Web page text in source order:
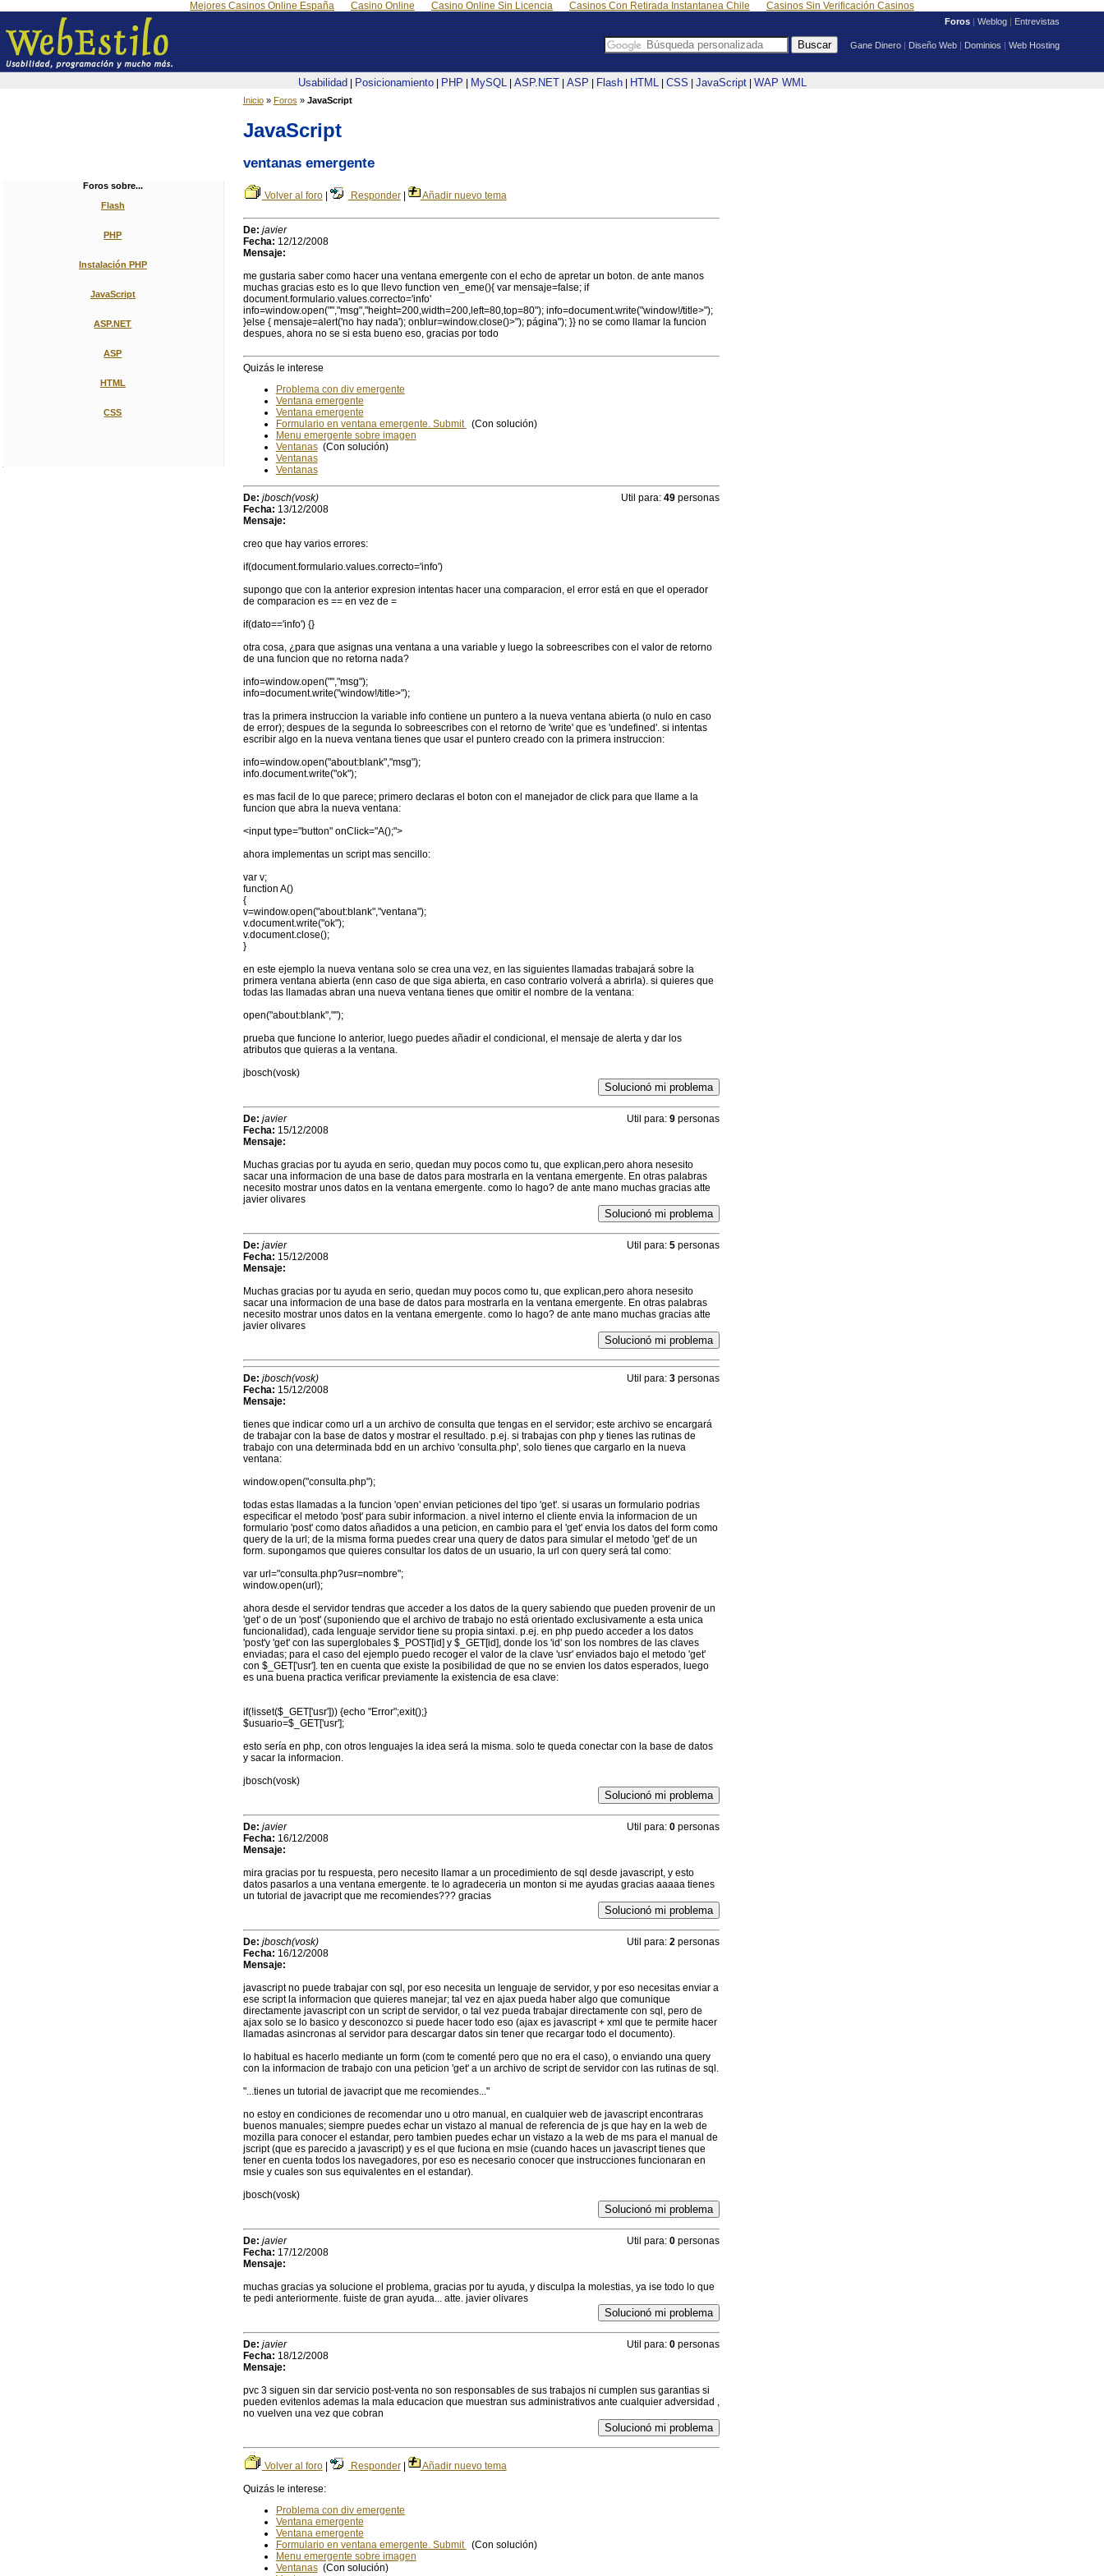
Mejores Casinos Online España Casino Online Casino Online Sin Licencia Casinos Con Retirada Instantanea Chile Casinos Sin Verificación Casinos
Foros|Weblog|Entrevistas
Gane Dinero|Diseño Web|Dominios|Web Hosting
Usabilidad Posicionamiento| PHP MySQL| ASP.NET ASP Flash| HTML| CSS JavaScript| WAP WML
Inicio» Foros » JavaScript
JavaScript
ventanas emergente
Volver al foro| Responder| Añadir nuevo tema
De: javier
Fecha: 12/12/2008
Mensaje:
me gustaria saber como hacer una ventana emergente con el echo de apretar un boton. de ante manos
muchas gracias esto es lo que llevo function ven_eme(){ var mensaje=false; if
document.formulario.values.correcto='info'
info=window.open("","msg","height=200,width=200,left=80,top=80"); info=document.write("window!/title>");
}else { mensaje=alert('no hay nada'); onblur=window.close()>"); página"); }} no se como llamar la funcion
despues, ahora no se si esta bueno eso, gracias por todo
Quizás le interese
Problema con div emergente
Ventana emergente
Ventana emergente
Formulario en ventana emergente. Submit (Con solución)
Menu emergente sobre imagen
Ventanas(Con solución)
Ventanas
Ventanas
De: jbosch(vosk) Util para: 49personas
Fecha: 13/12/2008
Mensaje:
creo que hay varios errores:
if(document.formulario.values.correcto='info')
supongo que con la anterior expresion intentas hacer una comparacion, el error está en que el operador
de comparacion es == en vez de =
if(dato=='info') {}
otra cosa, ¿para que asignas una ventana a una variable y luego la sobreescribes con el valor de retorno
de una funcion que no retorna nada?
info=window.open("","msg");
info=document.write("window!/title>");
tras la primera instruccion la variable info contiene un puntero a la nueva ventana abierta (o nulo en caso
de error); despues de la segunda lo sobreescribes con el retorno de 'write' que es 'undefined'. si intentas
escribir algo en la nueva ventana tienes que usar el puntero creado con la primera instruccion:
info=window.open("about:blank","msg");
info.document.write("ok");
es mas facil de lo que parece; primero declaras el boton con el manejador de click para que llame a la
funcion que abra la nueva ventana:
<input type="button" onClick="A();">
ahora implementas un script mas sencillo:
var v;
function A()
{
v=window.open("about:blank","ventana");
v.document.write("ok");
v.document.close();
}
en este ejemplo la nueva ventana solo se crea una vez, en las siguientes llamadas trabajará sobre la
primera ventana abierta (enn caso de que siga abierta, en caso contrario volverá a abrirla). si quieres que
todas las llamadas abran una nueva ventana tienes que omitir el nombre de la ventana:
open("about:blank","");
prueba que funcione lo anterior, luego puedes añadir el condicional, el mensaje de alerta y dar los
atributos que quieras a la ventana.
jbosch(vosk)
Solucionó mi problema
De: javier Util para: 9personas
Fecha: 15/12/2008
Mensaje:
Muchas gracias por tu ayuda en serio, quedan muy pocos como tu, que explican,pero ahora nesesito
sacar una informacion de una base de datos para mostrarla en la ventana emergente. En otras palabras
necesito mostrar unos datos en la ventana emergente. como lo hago? de ante mano muchas gracias atte
javier olivares
Solucionó mi problema
De: javier Util para: 5personas
Fecha: 15/12/2008
Mensaje:
Muchas gracias por tu ayuda en serio, quedan muy pocos como tu, que explican,pero ahora nesesito
sacar una informacion de una base de datos para mostrarla en la ventana emergente. En otras palabras
necesito mostrar unos datos en la ventana emergente. como lo hago? de ante mano muchas gracias atte
javier olivares
Solucionó mi problema
De: jbosch(vosk) Util para: 3personas
Fecha: 15/12/2008
Mensaje:
tienes que indicar como url a un archivo de consulta que tengas en el servidor; este archivo se encargará
de trabajar con la base de datos y mostrar el resultado. p.ej. si trabajas con php y tienes las rutinas de
trabajo con una determinada bdd en un archivo 'consulta.php', solo tienes que cargarlo en la nueva
ventana:
window.open("consulta.php");
todas estas llamadas a la funcion 'open' envian peticiones del tipo 'get'. si usaras un formulario podrias
especificar el metodo 'post' para subir informacion. a nivel interno el cliente envia la informacion de un
formulario 'post' como datos añadidos a una peticion, en cambio para el 'get' envia los datos del form como
query de la url; de la misma forma puedes crear una query de datos para simular el metodo 'get' de un
form. supongamos que quieres consultar los datos de un usuario, la url con query será tal como:
var url="consulta.php?usr=nombre";
window.open(url);
ahora desde el servidor tendras que acceder a los datos de la query sabiendo que pueden provenir de un
'get' o de un 'post' (suponiendo que el archivo de trabajo no está orientado exclusivamente a esta unica
funcionalidad), cada lenguaje servidor tiene su propia sintaxi. p.ej. en php puedo acceder a los datos
'post'y 'get' con las superglobales $_POST[id] y $_GET[id], donde los 'id' son los nombres de las claves
enviadas; para el caso del ejemplo puedo recoger el valor de la clave 'usr' enviados bajo el metodo 'get'
con $_GET['usr']. ten en cuenta que existe la posibilidad de que no se envien los datos esperados, luego
es una buena practica verificar previamente la existencia de esa clave:
if(!isset($_GET['usr'])) {echo "Error";exit();}
$usuario=$_GET['usr'];
esto sería en php, con otros lenguajes la idea será la misma. solo te queda conectar con la base de datos
y sacar la informacion.
jbosch(vosk)
Solucionó mi problema
De: javier Util para: 0personas
Fecha: 16/12/2008
Mensaje:
mira gracias por tu respuesta, pero necesito llamar a un procedimiento de sql desde javascript, y esto
datos pasarlos a una ventana emergente. te lo agradeceria un monton si me ayudas gracias aaaaa tienes
un tutorial de javacript que me recomiendes??? gracias
Solucionó mi problema
De: jbosch(vosk) Util para: 2personas
Fecha: 16/12/2008
Mensaje:
javascript no puede trabajar con sql, por eso necesita un lenguaje de servidor, y por eso necesitas enviar a
ese script la informacion que quieres manejar; tal vez en ajax pueda haber algo que comunique
directamente javascript con un script de servidor, o tal vez pueda trabajar directamente con sql, pero de
ajax solo se lo basico y desconozco si puede hacer todo eso (ajax es javascript + xml que te permite hacer
llamadas asincronas al servidor para descargar datos sin tener que recargar todo el documento).
lo habitual es hacerlo mediante un form (com te comenté pero que no era el caso), o enviando una query
con la informacion de trabajo con una peticion 'get' a un archivo de script de servidor con las rutinas de sql.
"...tienes un tutorial de javacript que me recomiendes..."
no estoy en condiciones de recomendar uno u otro manual, en cualquier web de javascript encontraras
buenos manuales; siempre puedes echar un vistazo al manual de referencia de js que hay en la web de
mozilla para conocer el estandar, pero tambien puedes echar un vistazo a la web de ms para el manual de
jscript (que es parecido a javascript) y es el que fuciona en msie (cuando haces un javascript tienes que
tener en cuenta todos los navegadores, por eso es necesario conocer que instrucciones funcionaran en
msie y cuales son sus equivalentes en el estandar).
jbosch(vosk)
Solucionó mi problema
De: javier Util para: 0personas
Fecha: 17/12/2008
Mensaje:
muchas gracias ya solucione el problema, gracias por tu ayuda, y disculpa la molestias, ya ise todo lo que
te pedi anteriormente. fuiste de gran ayuda... atte. javier olivares
Solucionó mi problema
De: javier Util para: 0personas
Fecha: 18/12/2008
Mensaje:
pvc 3 siguen sin dar servicio post-venta no son responsables de sus trabajos ni cumplen sus garantias si
pueden evitenlos ademas la mala educacion que muestran sus administrativos ante cualquier adversidad ,
no vuelven una vez que cobran
Solucionó mi problema
Volver al foro| Responder|
Añadir nuevo tema
Quizás le interese:
Problema con div emergente
Ventana emergente
Ventana emergente
Formulario en ventana emergente. Submit (Con solución)
Menu emergente sobre imagen
Ventanas(Con solución)
Foros sobre...
Flash
PHP
Instalación PHP
JavaScript
ASP.NET
ASP
HTML
CSS